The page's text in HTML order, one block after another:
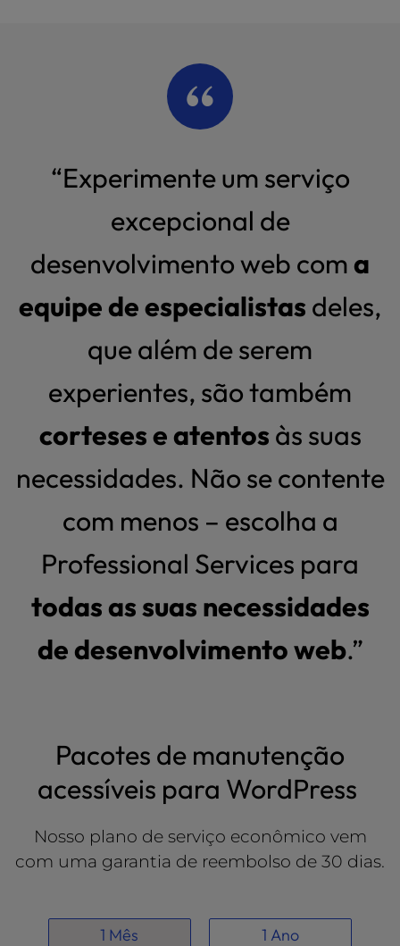
“Experimente um serviço
excepcional de
desenvolvimento web coma
equipe de especialistas deles,
que além de serem
experientes, são também
corteses e atentos às suas
necessidades. Não se contente
com menos – escolha a
Professional Services para
todas as suas necessidades
de desenvolvimento web.”
Pacotes de manutenção
acessíveis para WordPress
Nosso plano de serviço econômico vem
com uma garantia de reembolso de 30 dias.
1 Mês 1 Ano